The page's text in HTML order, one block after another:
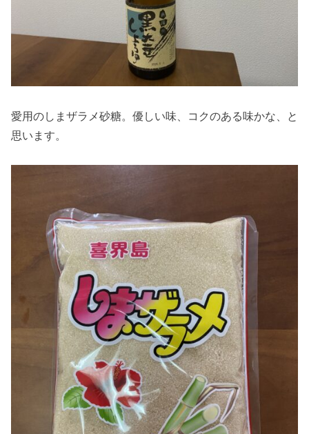
愛用のしまザラメ砂糖。優しい味、コクのある味かな、と
思います。